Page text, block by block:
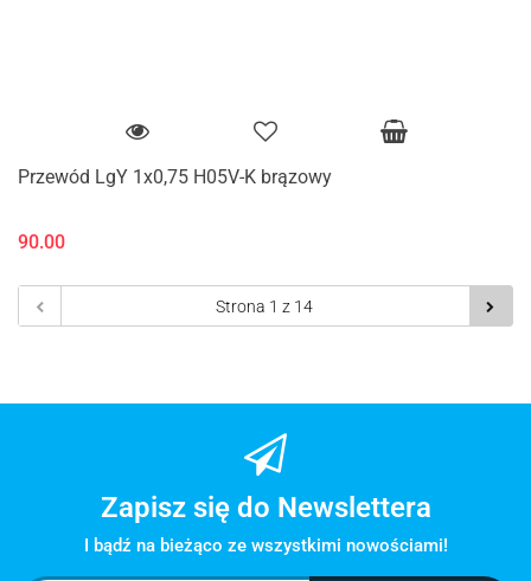
Przewód LgY 1x0,75 H05V-K brązowy
90.00
Zapisz się do Newslettera
I bądź na bieżąco ze wszystkimi nowościami!